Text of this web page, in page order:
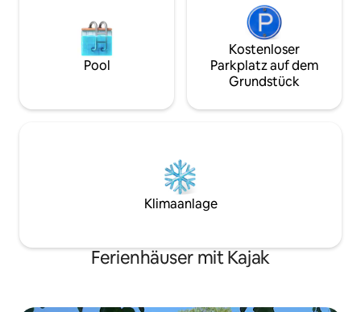
Pool
Kostenloser
Parkplatz auf dem
Grundstück
Klimaanlage
Ferienhäuser mit Kajak